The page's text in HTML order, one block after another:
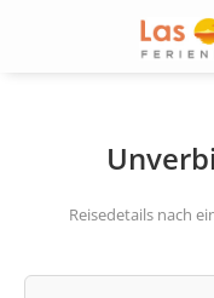
Reisedetails nach